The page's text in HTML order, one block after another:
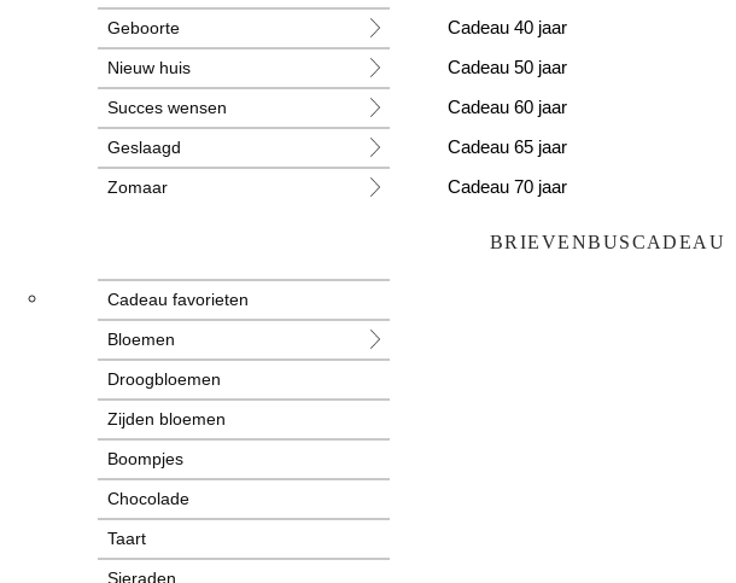
Geboorte
Nieuw huis
Succes wensen
Geslaagd
Zomaar
Liefde
Condoleance
Zwangerschap
Liefs
Trots
Pensioen
Cadeau 40 jaar
Cadeau 50 jaar
Cadeau 60 jaar
Cadeau 65 jaar
Cadeau 70 jaar
BRIEVENBUSCADEAU
Cadeau favorieten
Bloemen
Droogbloemen
Zijden bloemen
Boompjes
Chocolade
Taart
Sieraden